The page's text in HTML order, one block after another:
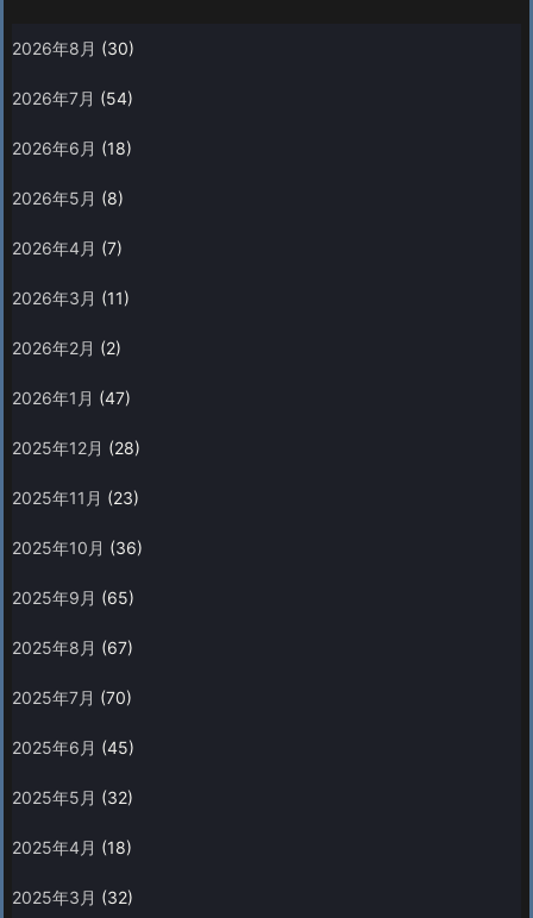
2026年8月 (30)
2026年7月 (54)
2026年6月 (18)
2026年5月 (8)
2026年4月 (7)
2026年3月 (11)
2026年2月 (2)
2026年1月 (47)
2025年12月 (28)
2025年11月 (23)
2025年10月 (36)
2025年9月 (65)
2025年8月 (67)
2025年7月 (70)
2025年6月 (45)
2025年5月 (32)
2025年4月 (18)
2025年3月 (32)